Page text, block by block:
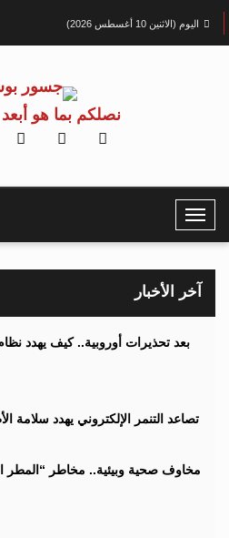
اليوم (الاثنين 10 أغسطس 2026)
نصلكم بما هو
T
o
g
N
i
t
آخر الأخبار
بعد تحذيرات أوروبية.. كيف يهدد
تصاعد التنمر الإلكتروني يهدد سلامة
مخاوف صحية وبيئية.. مخاطر “المطر